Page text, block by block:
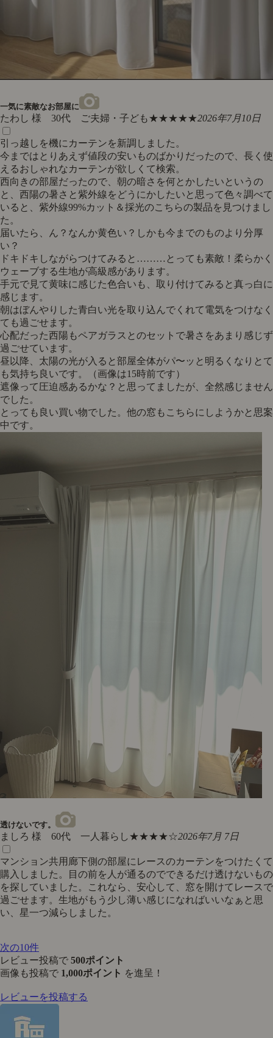
一気に素敵なお部屋に
たわし 様 30代 ご夫婦・子ども★★★★★2026年7月10日
引っ越しを機にカーテンを新調しました。
今まではとりあえず値段の安いものばかりだったので、長く使
えるおしゃれなカーテンが欲しくて検索。
西向きの部屋だったので、朝の暗さを何とかしたいというの
と、西陽の暑さと紫外線をどうにかしたいと思って色々調べて
いると、紫外線99%カット＆採光のこちらの製品を見つけまし
た。
届いたら、ん？なんか黄色い？しかも今までのものより分厚
い？
ドキドキしながらつけてみると………とっても素敵！柔らかく
ウェーブする生地が高級感があります。
手元で見て黄味に感じた色合いも、取り付けてみると真っ白に
感じます。
朝はぼんやりした青白い光を取り込んでくれて電気をつけなく
ても過ごせます。
心配だった西陽もペアガラスとのセットで暑さをあまり感じず
過ごせています。
昼以降、太陽の光が入ると部屋全体がパ〜ッと明るくなりとて
も気持ち良いです。（画像は15時前です）
遮像って圧迫感あるかな？と思ってましたが、全然感じません
でした。
とっても良い買い物でした。他の窓もこちらにしようかと思案
中です。
透けないです。
ましろ 様 60代 一人暮らし★★★★☆2026年7月 7日
マンション共用廊下側の部屋にレースのカーテンをつけたくて
購入しました。目の前を人が通るのでできるだけ透けないもの
を探していました。これなら、安心して、窓を開けてレースで
過ごせます。生地がもう少し薄い感じになればいいなぁと思
い、星一つ減らしました。
次の10件
レビュー投稿で 500ポイント
画像も投稿で 1,000ポイント を進呈！
レビューを投稿する